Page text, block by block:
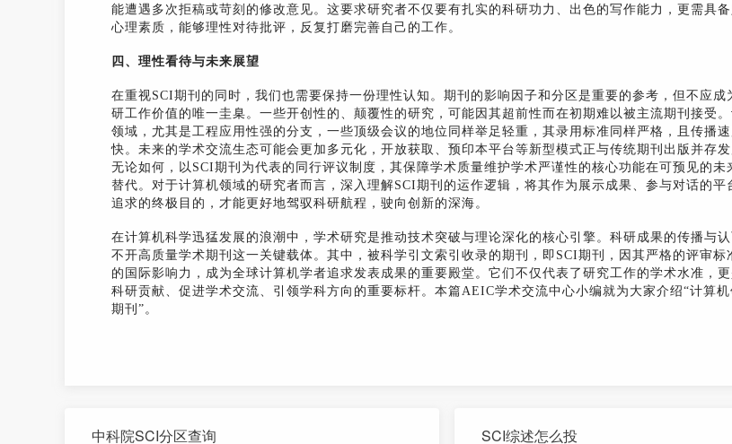
能遭遇多次拒稿或苛刻的修改意见。这要求研究者不仅要有扎实的科研功力、出色的写作能力，更需具
心理素质，能够理性对待批评，反复打磨完善自己的工作。
四、理性看待与未来展望
在重视SCI期刊的同时，我们也需要保持一份理性认知。期刊的影响因子和分区是重要的参考，但不应成
研工作价值的唯一圭臬。一些开创性的、颠覆性的研究，可能因其超前性而在初期难以被主流期刊接受
领域，尤其是工程应用性强的分支，一些顶级会议的地位同样举足轻重，其录用标准同样严格，且传播速
快。未来的学术交流生态可能会更加多元化，开放获取、预印本平台等新型模式正与传统期刊出版并存
无论如何，以SCI期刊为代表的同行评议制度，其保障学术质量维护学术严谨性的核心功能在可预见的未
替代。对于计算机领域的研究者而言，深入理解SCI期刊的运作逻辑，将其作为展示成果、参与对话的平
追求的终极目的，才能更好地驾驭科研航程，驶向创新的深海。
在计算机科学迅猛发展的浪潮中，学术研究是推动技术突破与理论深化的核心引擎。科研成果的传播与
不开高质量学术期刊这一关键载体。其中，被科学引文索引收录的期刊，即SCI期刊，因其严格的评审标
的国际影响力，成为全球计算机学者追求发表成果的重要殿堂。它们不仅代表了研究工作的学术水准，
科研贡献、促进学术交流、引领学科方向的重要标杆。本篇AEIC学术交流中心小编就为大家介绍“计算机
期刊”。
中科院SCI分区查询 SCI综述怎么投